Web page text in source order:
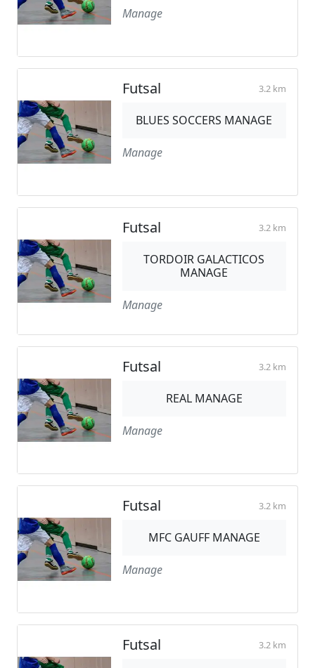
Manage
Futsal 3.2 km
BLUES SOCCERS MANAGE
Manage
Futsal 3.2 km
TORDOIR GALACTICOS
MANAGE
Manage
Futsal 3.2 km
REAL MANAGE
Manage
Futsal 3.2 km
MFC GAUFF MANAGE
Manage
Futsal 3.2 km